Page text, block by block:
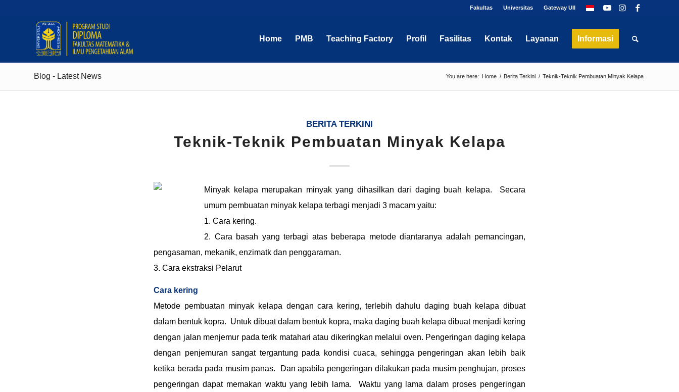
Fakultas Universitas Gateway UII
Home PMB Teaching Factory Profil Fasilitas Kontak Layanan Informasi
Blog - Latest News You are here: Home / Berita Terkini / Teknik-Teknik Pembuatan Minyak Kelapa
BERITA TERKINI
Teknik-Teknik Pembuatan Minyak Kelapa
Minyak kelapa merupakan minyak yang dihasilkan dari daging buah kelapa. Secara
umum pembuatan minyak kelapa terbagi menjadi 3 macam yaitu:
1. Cara kering.
2. Cara basah yang terbagi atas beberapa metode diantaranya adalah pemancingan,
pengasaman, mekanik, enzimatk dan penggaraman.
3. Cara ekstraksi Pelarut
Cara kering
Metode pembuatan minyak kelapa dengan cara kering, terlebih dahulu daging buah kelapa dibuat
dalam bentuk kopra. Untuk dibuat dalam bentuk kopra, maka daging buah kelapa dibuat menjadi kering
dengan jalan menjemur pada terik matahari atau dikeringkan melalui oven. Pengeringan daging kelapa
dengan penjemuran sangat tergantung pada kondisi cuaca, sehingga pengeringan akan lebih baik
ketika berada pada musim panas. Dan apabila pengeringan dilakukan pada musim penghujan, proses
pengeringan dapat memakan waktu yang lebih lama. Waktu yang lama dalam proses pengeringan